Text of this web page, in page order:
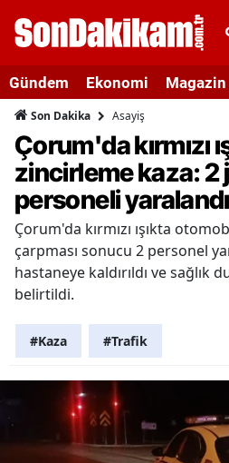
Gündem Ekonomi Magazin
Son Dakika Asayiş
Çorum'da kırmızı
zincirleme kaza: 2
personeli yaralandı
Çorum'da kırmızı ışıkta
çarpması sonucu 2 personel
hastaneye kaldırıldı ve sağlık
belirtildi.
#Kaza #Trafik